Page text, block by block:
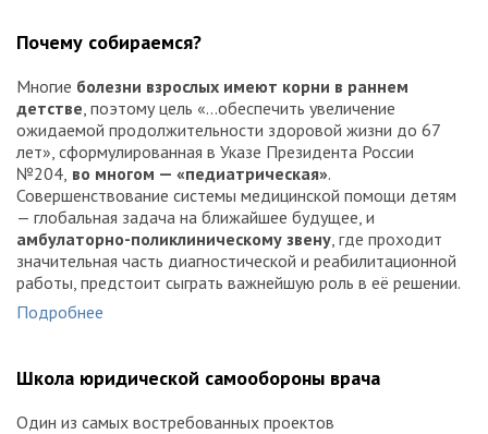
Почему собираемся?
Многие болезни взрослых имеют корни в раннем
детстве, поэтому цель «...обеспечить увеличение
ожидаемой продолжительности здоровой жизни до 67
лет», сформулированная в Указе Президента России
№204, во многом — «педиатрическая».
Совершенствование системы медицинской помощи детям
— глобальная задача на ближайшее будущее, и
амбулаторно-поликлиническому звену, где проходит
значительная часть диагностической и реабилитационной
работы, предстоит сыграть важнейшую роль в её решении.
В повседневном труде сотрудники поликлиник регулярно
лидирующее место занимают состояния, вызванные
менингококков, ротавируса, вируса кори. Экспертами ВОЗ
Подробнее
Школа юридической самообороны врача
Один из самых востребованных проектов